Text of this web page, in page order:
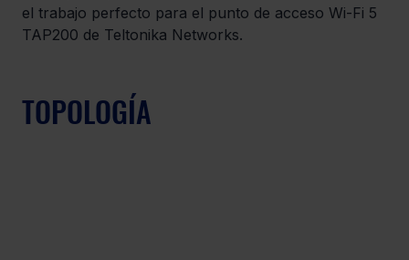
el trabajo perfecto para el punto de acceso Wi-Fi 5
TAP200 de Teltonika Networks.
TOPOLOGÍA